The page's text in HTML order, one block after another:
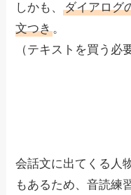
しかも、ダイアログ
文つき。
（テキストを買う必
会話文に出てくる人
もあるため、音読練